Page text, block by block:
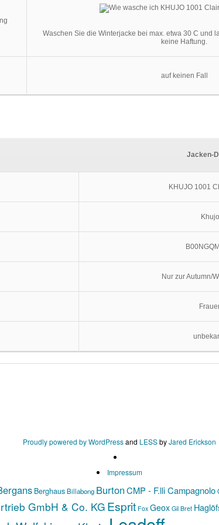
Waschen Sie die Winterjacke bei max. etwa 30 C und
keine Haftung.
auf keinen Fall
Jacken-
KHUJO 1001
Khujo
Nur zur Autumn/
Proudly powered by WordPressand LESSbyJared Erickson
Impressum
Berghaus Billabong BurtonCMP - F.lli Campagnolo
GmbH & Co. KG Esprit Fox Geox Gil Bret